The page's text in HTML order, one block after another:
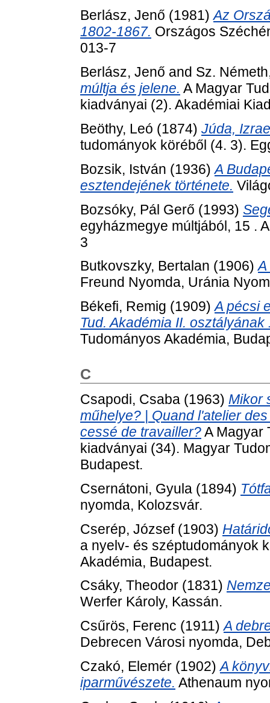
Berlász, Jenő (1981)Az
1802-1867. Országos
013-7
Berlász, Jenő and Sz.
múltja és jelene. A Magyar
kiadványai (2). Akadémiai
Beöthy, Leó (1874) Júda,
tudományok köréből (4. 3).
Bozsik, István (1936)A
esztendejének története.
Bozsóky, Pál Gerő (1993)
egyházmegye múltjából, 15 .
3
Butkovszky, Bertalan (1906)
Freund Nyomda, Uránia
Békefi, Remig (1909)A pécsi
Tud. Akadémia II.
Tudományos Akadémia,
C
Csapodi, Csaba (1963) Mikor
műhelye? | Quand l'atelier
cessé de travailler?A Magyar
kiadványai (34). Magyar
Budapest.
Csernátoni, Gyula (1894)
nyomda, Kolozsvár.
Cserép, József(1903)
a nyelv- és széptudományok
Akadémia, Budapest.
Csáky, Theodor (1831)
Werfer Károly, Kassán.
Csűrös, Ferenc (1911)A
Debrecen Városi nyomda,
Czakó, Elemér (1902)A
iparművészete. Athenaum